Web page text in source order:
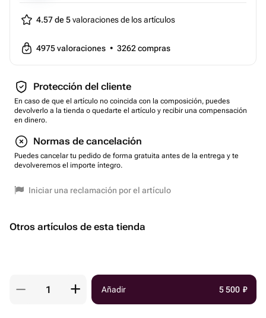
4.57 de 5valoraciones de los artículos
4975valoraciones • 3262compras
Protección del cliente
En caso de que el artículo no coincida con la composición, puedes
devolverlo a la tienda o quedarte el artículo y recibir una compensación
en dinero.
Normas de cancelación
Puedes cancelar tu pedido de forma gratuita antes de la entrega y te
devolveremos el importe íntegro.
Iniciar una reclamación por el artículo
Otros artículos de esta tienda
Añadir 5 500 ₽